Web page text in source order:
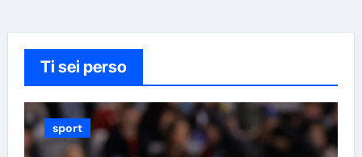
Ti sei perso
sport